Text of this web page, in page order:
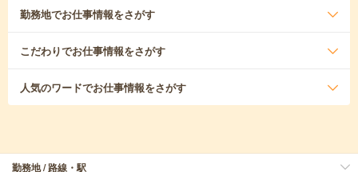
勤務地でお仕事情報をさがす
こだわりでお仕事情報をさがす
人気のワードでお仕事情報をさがす
勤務地 / 路線・駅